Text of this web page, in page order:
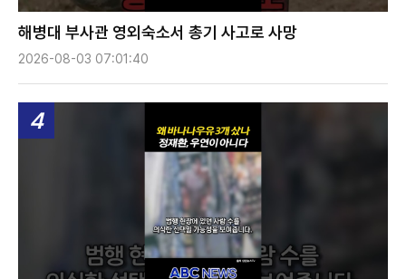
해병대 부사관 영외숙소서 총기 사고로 사망
2026-08-03 07:01:40
4